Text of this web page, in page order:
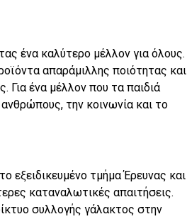
ένα καλύτερο μέλλον για όλους.
απαράμιλλης ποιότητας και
Για ένα μέλλον που τα παιδιά
την κοινωνία και το
εξειδικευμένο τμήμα Έρευνας και
καταναλωτικές απαιτήσεις.
συλλογής γάλακτος στην